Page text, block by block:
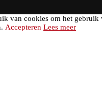
van cookies om het gebruik
Accepteren Lees meer